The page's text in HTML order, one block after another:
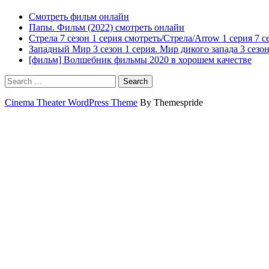
Смотреть фильм онлайн
Папы. Фильм (2022) смотреть онлайн
Стрела 7 сезон 1 серия смотреть/Стрела/Arrow 1 серия 7
Западный Мир 3 сезон 1 серия. Мир дикого запада 3
[фильм] Волшебник фильмы 2020 в хорошем качестве
Search
Cinema Theater WordPress Theme By Themespride